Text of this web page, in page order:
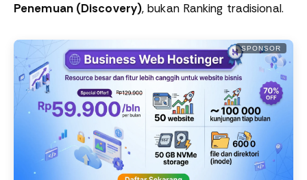
Penemuan (Discovery), bukan Ranking tradisional.
SPONSOR